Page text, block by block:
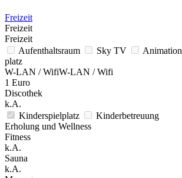
Freizeit
Freizeit
Freizeit
Aufenthaltsraum
Sky TV Animation
platz
W-LAN / WifiW-LAN / Wifi
1 Euro
Discothek
k.A.
Kinderspielplatz
Kinderbetreuung
Erholung und Wellness
Fitness
k.A.
Sauna
k.A.